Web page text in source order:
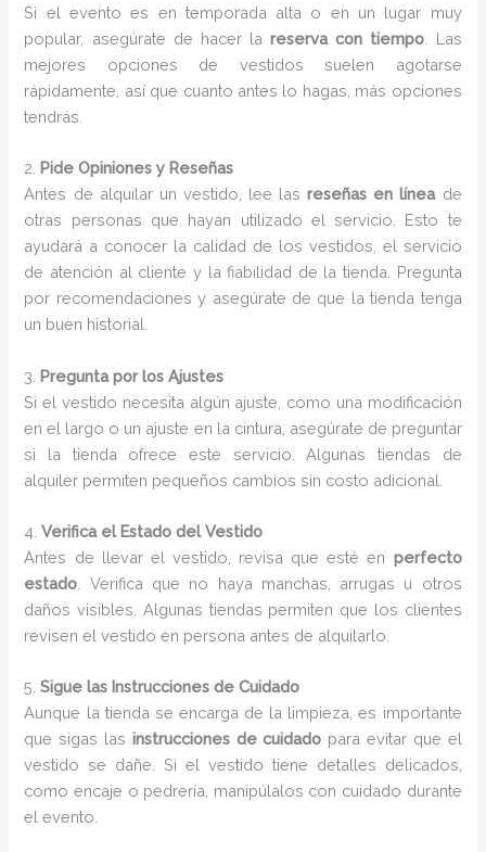
Si el evento es en temporada alta o en un lugar muy
popular, asegúrate de hacer lareserva con tiempo . Las
mejores opciones de vestidos suelen agotarse
rápidamente, así que cuanto antes lo hagas, más opciones
tendrás.
2. Pide Opiniones y Reseñas
Antes de alquilar un vestido, lee lasreseñas en líneade
otras personas que hayan utilizado el servicio. Esto te
ayudará a conocer la calidad de los vestidos, el servicio
de atención al cliente y la fiabilidad de la tienda. Pregunta
por recomendaciones y asegúrate de que la tienda tenga
un buen historial.
3. Pregunta por los Ajustes
Si el vestido necesita algún ajuste, como una modificación
en el largo o un ajuste en la cintura, asegúrate de preguntar
si la tienda ofrece este servicio. Algunas tiendas de
alquiler permiten pequeños cambios sin costo adicional.
4.Verifica el Estado del Vestido
Antes de llevar el vestido, revisa que esté en perfecto
estado . Verifica que no haya manchas, arrugas u otros
daños visibles. Algunas tiendas permiten que los clientes
revisen el vestido en persona antes de alquilarlo.
5.Sigue las Instrucciones de Cuidado
Aunque la tienda se encarga de la limpieza, es importante
que sigas las instrucciones de cuidado para evitar que el
vestido se dañe. Si el vestido tiene detalles delicados,
como encaje o pedrería, manipúlalos con cuidado durante
el evento.